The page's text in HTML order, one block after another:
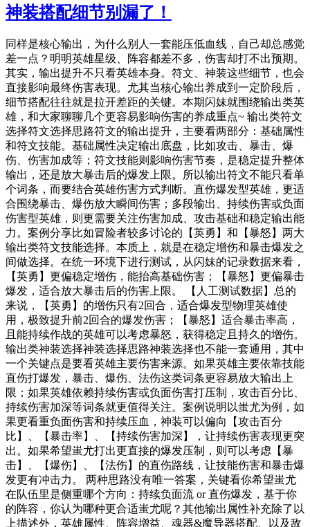
神装搭配细节别漏了！
同样是核心输出，为什么别人一套能压低血线，自己却总感觉
差一点？明明英雄星级、阵容都差不多，伤害却打不出预期。
其实，输出提升不只看英雄本身。符文、神装这些细节，也会
直接影响最终伤害表现。尤其当核心输出养成到一定阶段后，
细节搭配往往就是拉开差距的关键。本期闪妹就围绕输出类英
雄，和大家聊聊几个更容易影响伤害的养成重点~ 输出类符文
选择符文选择思路符文的输出提升，主要看两部分：基础属性
和符文技能。基础属性决定输出底盘，比如攻击、暴击、爆
伤、伤害加成等；符文技能则影响伤害节奏，是稳定提升整体
输出，还是放大暴击后的爆发上限。所以输出符文不能只看单
个词条，而要结合英雄伤害方式判断。直伤爆发型英雄，更适
合围绕暴击、爆伤放大瞬间伤害；多段输出、持续伤害或负面
伤害型英雄，则更需要关注伤害加成、攻击基础和稳定输出能
力。案例分享比如冒险者较多讨论的【英勇】和【暴怒】两大
输出类符文技能选择。本质上，就是在稳定增伤和暴击爆发之
间做选择。在统一环境下进行测试，从闪妹的记录数据来看，
【英勇】更偏稳定增伤，能抬高基础伤害；【暴怒】更偏暴击
爆发，适合放大暴击后的伤害上限。 【人工测试数据】总的
来说，【英勇】的增伤只有2回合，适合爆发型物理英雄使
用，极致提升前2回合的爆发伤害；【暴怒】适合暴击率高，
且能持续作战的英雄可以考虑暴怒，获得稳定且持久的增伤。
输出类神装选择神装选择思路神装选择也不能一套通用，其中
一个关键点是要看英雄主要伤害来源。如果英雄主要依靠技能
直伤打爆发，暴击、爆伤、法伤这类词条更容易放大输出上
限；如果英雄依赖持续伤害或负面伤害打压制，攻击百分比、
持续伤害加深等词条就更值得关注。案例说明以蚩尤为例，如
果更看重负面伤害和持续压血，神装可以偏向【攻击百分
比】、【暴击率】、【持续伤害加深】，让持续伤害表现更突
出。如果希望蚩尤打出更直接的爆发压制，则可以考虑【暴
击】、【爆伤】、【法伤】的直伤路线，让技能伤害和暴击爆
发更有冲击力。 两种思路没有唯一答案，关键看你希望蚩尤
在队伍里是侧重哪个方向：持续负面流 or 直伤爆发，基于你
的阵容，你认为哪种更合适蚩尤呢？其他输出属性补充除了以
上描述外，英雄属性、阵容增益、魂器&魔导器搭配、以及敌